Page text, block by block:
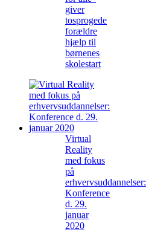
giver
tosprogede
forældre
hjælp til
børnenes
skolestart
Virtual
Reality
med fokus
på
erhvervsuddannelser:
Konference
d. 29.
januar
2020